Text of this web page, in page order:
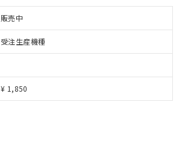
販売中
受注生産機種
¥ 1,850